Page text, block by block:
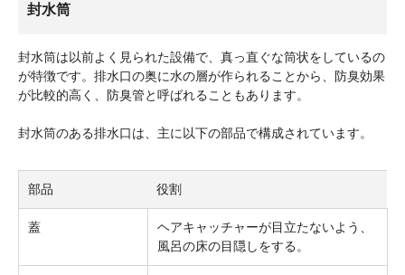
封水筒
封水筒は以前よく見られた設備で、真っ直ぐな筒状をしているの
が特徴です。排水口の奥に水の層が作られることから、防臭効果
が比較的高く、防臭管と呼ばれることもあります。
封水筒のある排水口は、主に以下の部品で構成されています。
部品 役割
蓋
ヘアキャッチャーが目立たないよう、
風呂の床の目隠しをする。